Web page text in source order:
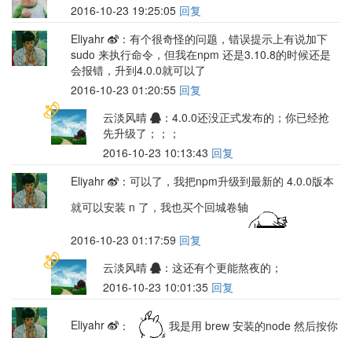
2016-10-23 19:25:05 回复
Eliyahr
：有个很奇怪的问题，错误提示上有说加下
sudo 来执行命令，但我在npm 还是3.10.8的时候还是
会报错，升到4.0.0就可以了
2016-10-23 01:20:55 回复
云淡风晴
：4.0.0还没正式发布的；你已经抢
先升级了；；；
2016-10-23 10:13:43 回复
Eliyahr
：可以了，我把npm升级到最新的 4.0.0版本
就可以安装 n 了，我也买个回城卷轴
2016-10-23 01:17:59 回复
云淡风晴
：这还有个更能熬夜的；
2016-10-23 10:01:35 回复
Eliyahr ：
我是用 brew 安装的node 然后按你